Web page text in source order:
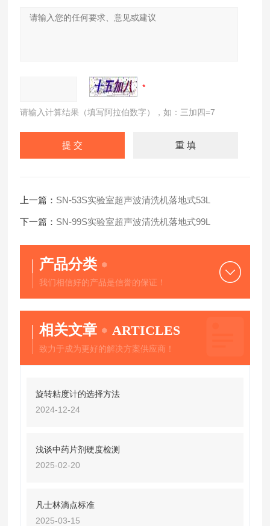
请输入计算结果（填写阿拉伯数字），如：三加四=7
上一篇： SN-53S实验室超声波清洗机落地式53L
下一篇： SN-99S实验室超声波清洗机落地式99L
产品分类
我们相信好的产品是信誉的保证！
相关文章 ARTICLES
致力于成为更好的解决方案供应商！
旋转粘度计的选择方法
2024-12-24
浅谈中药片剂硬度检测
2025-02-20
凡士林滴点标准
2025-03-15